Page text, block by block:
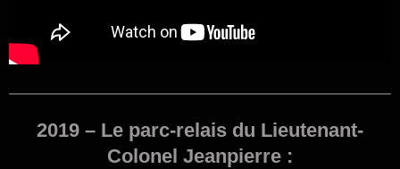
2019 – Le parc-relais du Lieutenant-
Colonel Jeanpierre :